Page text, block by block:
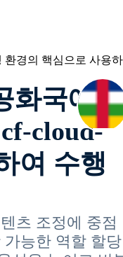
화국에서
cloud-
여 수행
츠 조정에 중점
능한 역할 할당